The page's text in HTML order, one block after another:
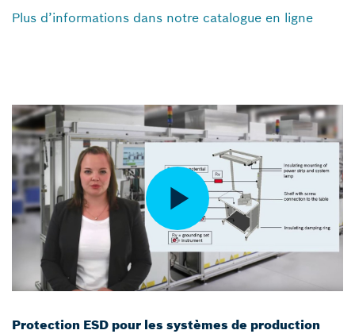
Plus d’informations dans notre catalogue en ligne
Protection ESD pour les systèmes de production